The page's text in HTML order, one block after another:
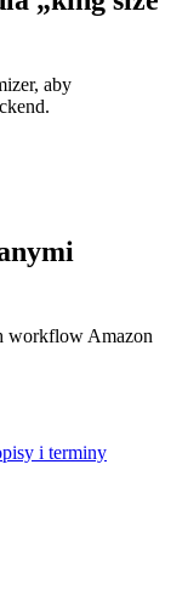
aby
workflow Amazon
i terminy